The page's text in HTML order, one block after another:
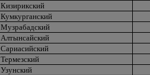
Кизирикский
Кумкурганский
Музрабадский
Алтынсайский
Сариасийский
Термезский
Узунский